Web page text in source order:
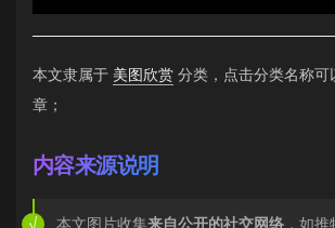
本文隶属于 美图欣赏 分类，点击分类名称
章；
内容来源说明
本文图片收集来自公开的社交网络 ，如推